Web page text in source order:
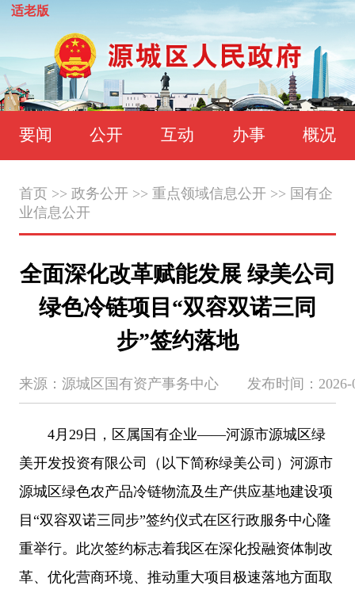
适老版
要闻 公开 互动 办事 概况
首页 >> 政务公开>> 重点领域信息公开>> 国有企
业信息公开
全面深化改革赋能发展 绿美公司
绿色冷链项目“双容双诺三同
步”签约落地
来源：源城区国有资产事务中心 发布时间：2026-
4月29日，区属国有企业——河源市源城区绿
美开发投资有限公司（以下简称绿美公司）河源市
源城区绿色农产品冷链物流及生产供应基地建设项
目“双容双诺三同步”签约仪式在区行政服务中心隆
重举行。此次签约标志着我区在深化投融资体制改
革、优化营商环境、推动重大项目极速落地方面取